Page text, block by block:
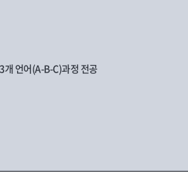
3개 언어(A-B-C)과정 전공